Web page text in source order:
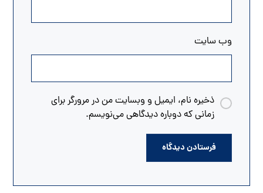
وب‌ سایت
ذخیره نام، ایمیل و وبسایت من در مرورگر برای
زمانی که دوباره دیدگاهی می‌نویسم.